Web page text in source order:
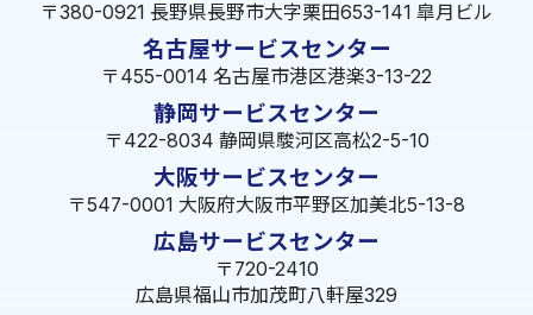
〒380-0921 長野県長野市大字栗田653-141 皐月ビル
名古屋サービスセンター
〒455-0014 名古屋市港区港楽3-13-22
静岡サービスセンター
〒422-8034 静岡県駿河区高松2-5-10
大阪サービスセンター
〒547-0001 大阪府大阪市平野区加美北5-13-8
広島サービスセンター
〒720-2410
広島県福山市加茂町八軒屋329